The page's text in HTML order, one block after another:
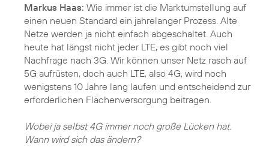
Markus Haas: Wie immer ist die Marktumstellung auf
einen neuen Standard ein jahrelanger Prozess. Alte
Netze werden ja nicht einfach abgeschaltet. Auch
heute hat längst nicht jeder LTE, es gibt noch viel
Nachfrage nach 3G. Wir können unser Netz rasch auf
5G aufrüsten, doch auch LTE, also 4G, wird noch
wenigstens 10 Jahre lang laufen und entscheidend zur
erforderlichen Flächenversorgung beitragen.
Wobei ja selbst 4G immer noch große Lücken hat.
Wann wird sich das ändern?